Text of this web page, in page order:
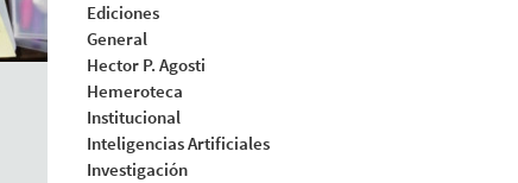
Ediciones
General
Hector P. Agosti
Hemeroteca
Institucional
Inteligencias Artificiales
Investigación